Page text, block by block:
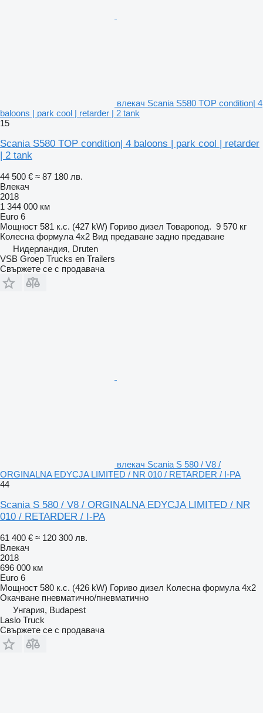
влекач Scania S580 TOP condition| 4
baloons | park cool | retarder | 2 tank
15
Scania S580 TOP condition| 4 baloons | park cool | retarder
| 2 tank
44 500 € ≈ 87 180 лв.
Влекач
2018
1 344 000 км
Euro 6
Мощност 581 к.с. (427 kW) Гориво дизел Товаропод. 9 570 кг
Колесна формула 4x2 Вид предаване задно предаване
Нидерландия, Druten
VSB Groep Trucks en Trailers
Свържете се с продавача
влекач Scania S 580 / V8 /
ORGINALNA EDYCJA LIMITED / NR 010 / RETARDER / I-PA
44
Scania S 580 / V8 / ORGINALNA EDYCJA LIMITED / NR
010 / RETARDER / I-PA
61 400 € ≈ 120 300 лв.
Влекач
2018
696 000 км
Euro 6
Мощност 580 к.с. (426 kW) Гориво дизел Колесна формула 4x2
Окачване пневматично/пневматично
Унгария, Budapest
Laslo Truck
Свържете се с продавача